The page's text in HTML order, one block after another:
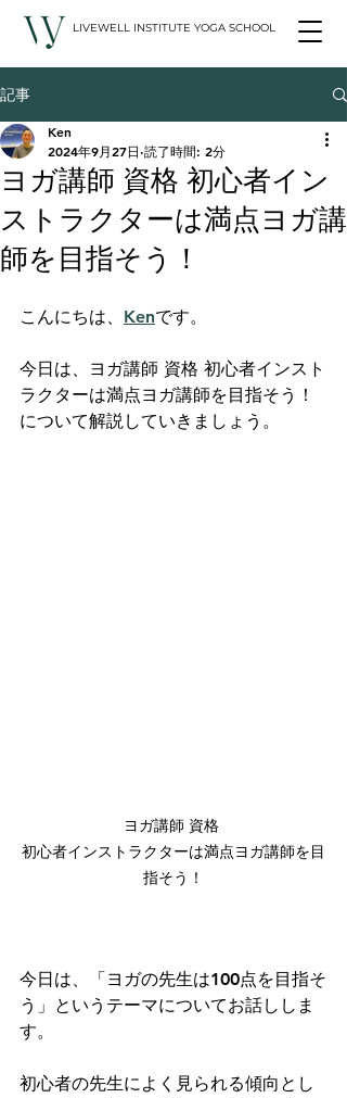
LIVEWELL INSTITUTE YOGA SCHOOL
記事
ヨガ講師 資格 初心者イン
ストラクターは満点ヨガ講
師を目指そう！
Ken
2024年9月27日 読了時間: 2分
こんにちは、 Kenです。
今日は、ヨガ講師 資格 初心者インスト
ラクターは満点ヨガ講師を目指そう！
について解説していきましょう。
ヨガ講師 資格
初心者インストラクターは満点ヨガ講師を目
指そう！
今日は、「ヨガの先生は100点を目指そ
う」というテーマについてお話ししま
す。
初心者の先生によく見られる傾向とし